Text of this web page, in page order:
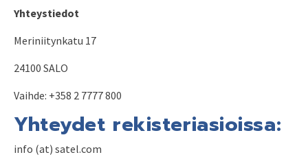
Yhteystiedot
Meriniitynkatu 17
24100 SALO
Vaihde: +358 2 7777 800
Yhteydet rekisteriasioissa:
info (at) satel.com